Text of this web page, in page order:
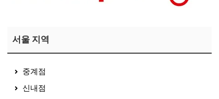
서울 지역
중계점
신내점